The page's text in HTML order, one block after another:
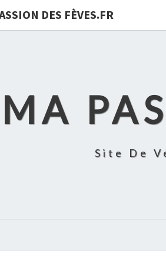
DES FÈVES.FR
MA
Site De